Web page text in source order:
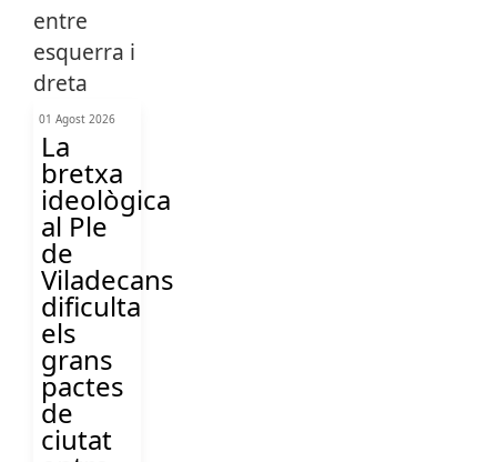
01 Agost 2026
La
bretxa
ideològica
al Ple
de
Viladecans
dificulta
els
grans
pactes
de
ciutat